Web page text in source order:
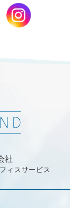
社
ィスサービス